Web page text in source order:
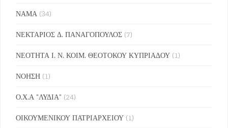
ΝΑΜΑ (34)
ΝΕΚΤΑΡΙΟΣ Δ. ΠΑΝΑΓΟΠΟΥΛΟΣ (7)
ΝΕΟΤΗΤΑ Ι. Ν. ΚΟΙΜ. ΘΕΟΤΟΚΟΥ ΚΥΠΡΙΑΔΟΥ (1)
ΝΟΗΣΗ (1)
Ο.Χ.Α "ΛΥΔΙΑ" (24)
ΟΙΚΟΥΜΕΝΙΚΟΥ ΠΑΤΡΙΑΡΧΕΙΟΥ (1)